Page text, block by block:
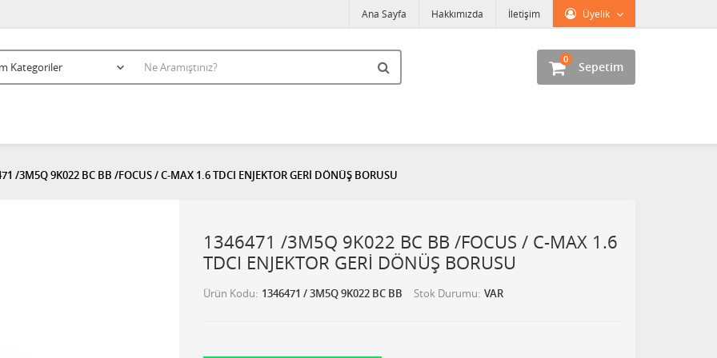
Üyelik
Ana Sayfa Hakkımızda İletişim
Sepetim
0
/3M5Q 9K022 BC BB /FOCUS / C-MAX 1.6 TDCI ENJEKTOR GERİ DÖNÜŞ BORUSU
1346471 /3M5Q 9K022 BC BB /FOCUS / C-MAX 1.6
TDCI ENJEKTOR GERİ DÖNÜŞ BORUSU
Ürün Kodu 1346471 / 3M5Q 9K022 BC BB Stok Durumu VAR